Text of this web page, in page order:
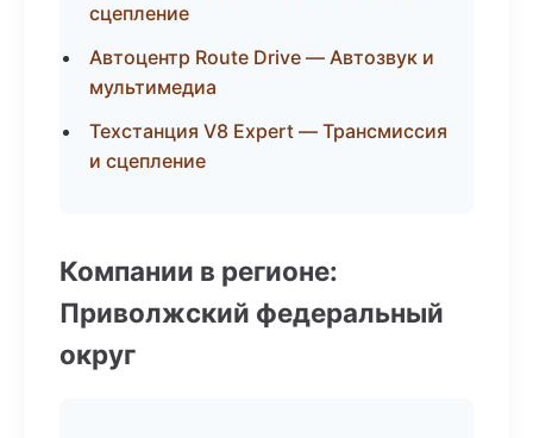
сцепление
Автоцентр Route Drive — Автозвук и
мультимедиа
Техстанция V8 Expert — Трансмиссия
и сцепление
Компании в регионе:
Приволжский федеральный
округ